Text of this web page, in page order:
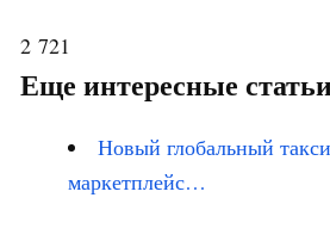
2 721
Еще интересные
Новый глобальный
маркетплейс…